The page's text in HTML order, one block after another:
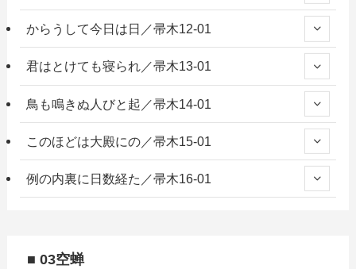
からうして今日は日／帚木12-01
君はとけても寝られ／帚木13-01
鳥も鳴きぬ人びと起／帚木14-01
このほどは大殿にの／帚木15-01
例の内裏に日数経た／帚木16-01
■ 03空蝉